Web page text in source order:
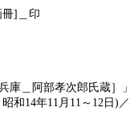
]＿印
庫＿阿部孝次郎氏蔵
和14年11月11～12日)